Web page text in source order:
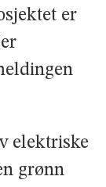
er
elektriske
grønn